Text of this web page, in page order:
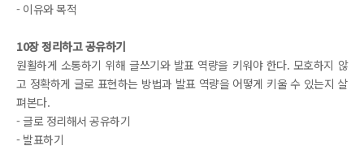
- 이유와 목적
10장 정리하고 공유하기
원활하게 소통하기 위해 글쓰기와 발표 역량을 키워야 한다. 모호하지 않
고 정확하게 글로 표현하는 방법과 발표 역량을 어떻게 키울 수 있는지 살
펴본다.
- 글로 정리해서 공유하기
- 발표하기